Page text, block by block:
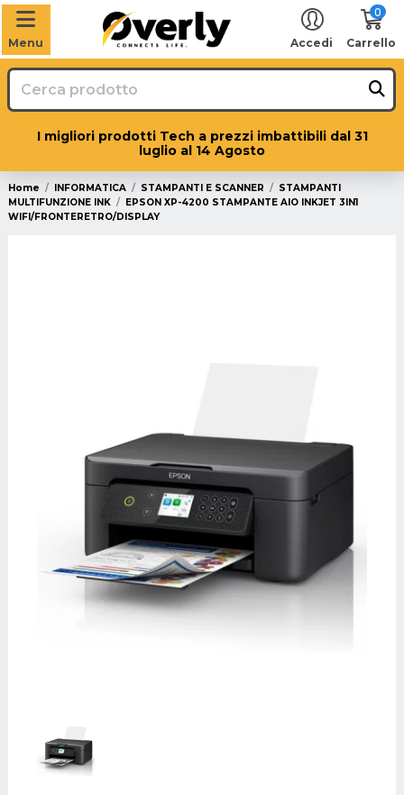
Menu Accedi
0
Carrello
I migliori prodotti Tech a prezzi imbattibili dal 31
luglio al 14 Agosto
Home INFORMATICA STAMPANTI E SCANNER
STAMPANTI
MULTIFUNZIONE INK
EPSON XP-4200 STAMPANTE AIO INKJET 3IN1
WIFI/FRONTERETRO/DISPLAY